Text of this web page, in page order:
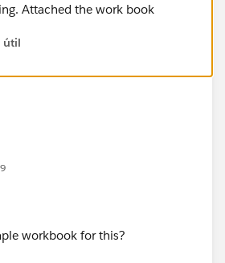
Attached the work book
útil
workbook for this?